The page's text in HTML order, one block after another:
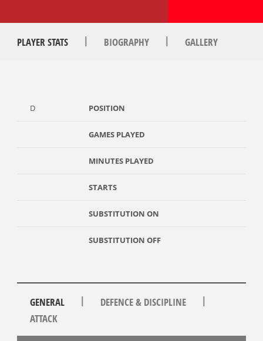
PLAYER STATS | BIOGRAPHY | GALLERY
D POSITION
GAMES PLAYED
MINUTES PLAYED
STARTS
SUBSTITUTION ON
SUBSTITUTION OFF
GENERAL | DEFENCE & DISCIPLINE
|
ATTACK